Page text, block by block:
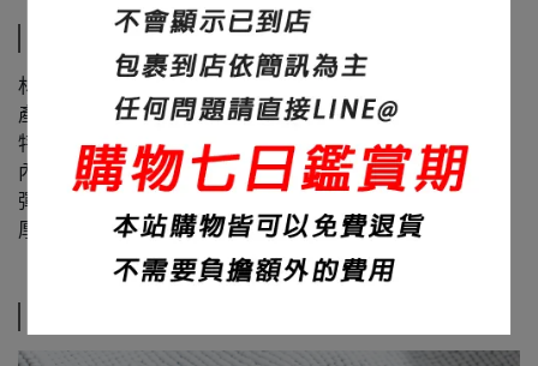
商品介紹
材質：60%棉+40%聚酯纖維
產地：台灣
特色：面料滑順、內裏舒適
內裏：顆粒大絨布
彈性：微微
厚度：450碼重